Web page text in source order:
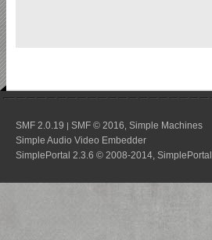
SMF 2.0.19 | SMF © 2016 Simple Machines
Simple Audio Video Embedder
SimplePortal 2.3.6 © 2008-2014, SimplePortal